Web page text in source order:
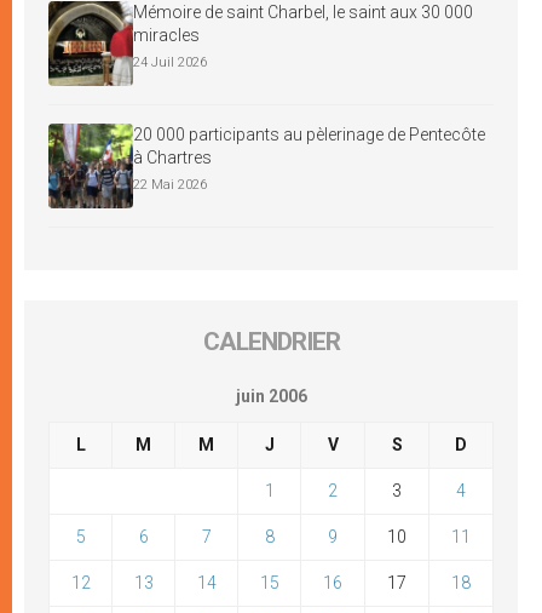
Mémoire de saint Charbel, le saint aux 30 000
miracles
24 Juil 2026
20 000 participants au pèlerinage de Pentecôte
à Chartres
22 Mai 2026
CALENDRIER
juin 2006
L M M J V S D
1 2 3 4
5 6 7 8 9 10 11
12 13 14 15 16 17 18